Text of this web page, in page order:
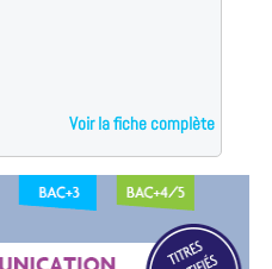
Voir la fiche complète